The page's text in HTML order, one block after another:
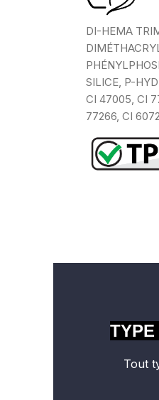
DI-HEMA
SILICE, P-
CI 47005, CI
77266, CI
TYPE
Tout